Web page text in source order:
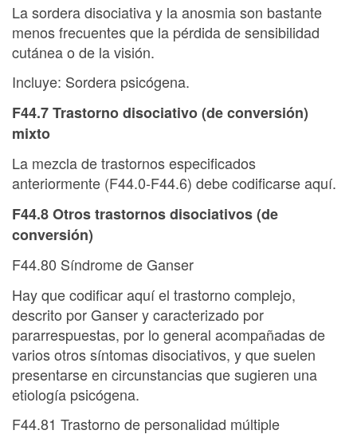
La sordera disociativa y la anosmia son bastante
menos frecuentes que la pérdida de sensibilidad
cutánea o de la visión.
Incluye: Sordera psicógena.
F44.7 Trastorno disociativo (de conversión)
mixto
La mezcla de trastornos especificados
anteriormente (F44.0-F44.6) debe codificarse aquí.
F44.8 Otros trastornos disociativos (de
conversión)
F44.80 Síndrome de Ganser
Hay que codificar aquí el trastorno complejo,
descrito por Ganser y caracterizado por
pararrespuestas, por lo general acompañadas de
varios otros síntomas disociativos, y que suelen
presentarse en circunstancias que sugieren una
etiología psicógena.
F44.81 Trastorno de personalidad múltiple